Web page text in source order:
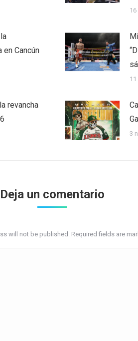
en Cancún
revancha
3
Deja un comentario
will not be published. Required fields are